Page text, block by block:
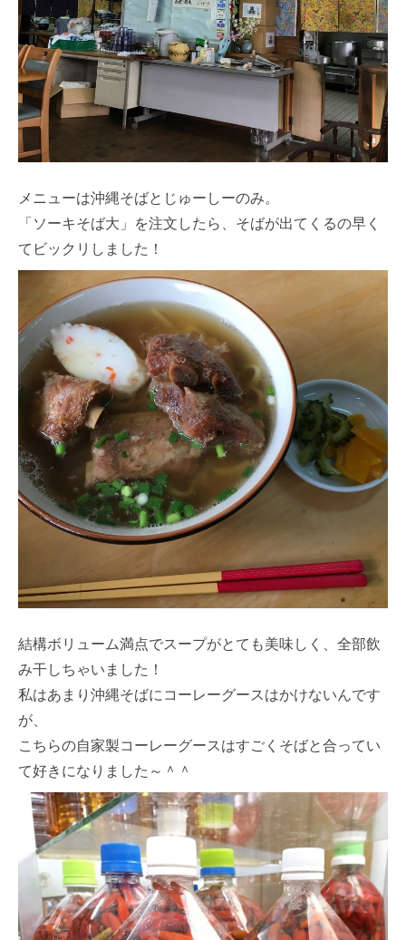
メニューは沖縄そばとじゅーしーのみ。
「ソーキそば大」を注文したら、そばが出てくるの早く
てビックリしました！
結構ボリューム満点でスープがとても美味しく、全部飲
み干しちゃいました！
私はあまり沖縄そばにコーレーグースはかけないんです
が、
こちらの自家製コーレーグースはすごくそばと合ってい
て好きになりました～＾＾